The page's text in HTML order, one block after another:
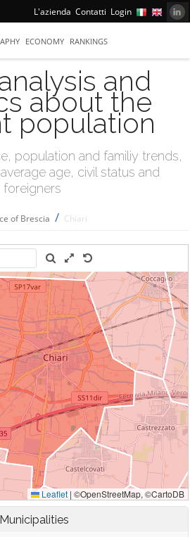
L'azienda Contatti Login
ECONOMY RANKINGS
and
about the
population
population and familiy trends,
age, civil status and
foreigners
of Brescia / Chiari
Municipalities